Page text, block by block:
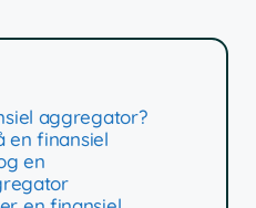
aggregator?
en finansiel
en